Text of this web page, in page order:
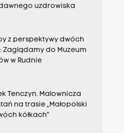
uzdrowiska
z perspektywy dwóch
Zaglądamy do Muzeum
w Rudnie
Tenczyn. Malownicza
na trasie „Małopolski
kółkach”